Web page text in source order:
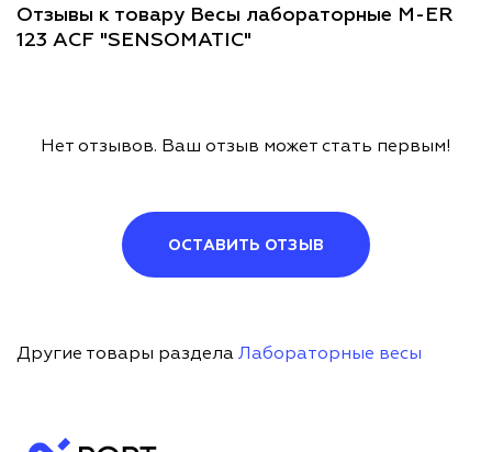
Отзывы к товару Весы лабораторные M-ER
123 АCF "SENSOMATIC"
Нет отзывов. Ваш отзыв может стать первым!
ОСТАВИТЬ ОТЗЫВ
Другие товары раздела Лабораторные весы